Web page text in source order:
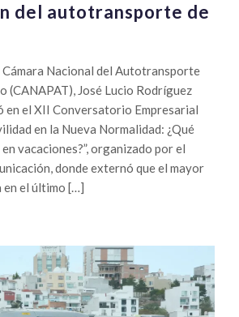
del autotransporte de
Cámara Nacional del Autotransporte
(CANAPAT), José Lucio Rodríguez
en el XII Conversatorio Empresarial
en la Nueva Normalidad: ¿Qué
vacaciones?”, organizado por el
donde externó que el mayor
el último […]